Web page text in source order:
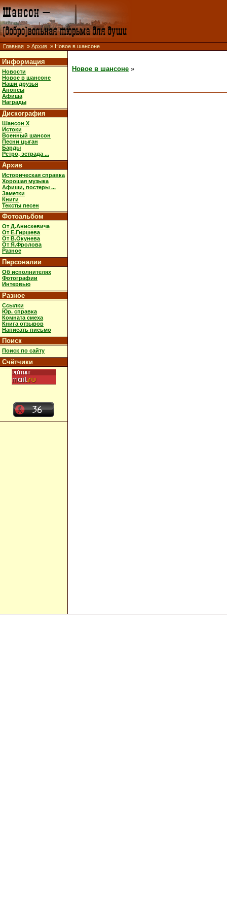
Главная » Архив » Новое в шансоне
Информация
Новости
Новое в шансоне
Наши друзья
Анонсы
Афиша
Награды
Дискография
Шансон X
Истоки
Военный шансон
Песни цыган
Барды
Ретро, эстрада ...
Архив
Историческая справка
Хорошая музыка
Афиши, постеры ...
Заметки
Книги
Тексты песен
Фотоальбом
От Д.Анискевича
От Е.Гиршева
От В.Окунева
От Я.Фролова
Разное
Персоналии
Об исполнителях
Фотографии
Интервью
Разное
Ссылки
Юр. справка
Комната смеха
Книга отзывов
Написать письмо
Поиск
Поиск по сайту
Счётчики
Новое в шансоне »